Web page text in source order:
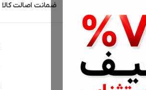
ضمانت اصالت کالا
دسترسی سریع
حساب کاربری
مجله فروشگاه